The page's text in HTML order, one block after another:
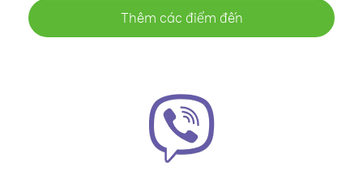
Thêm các điểm đến